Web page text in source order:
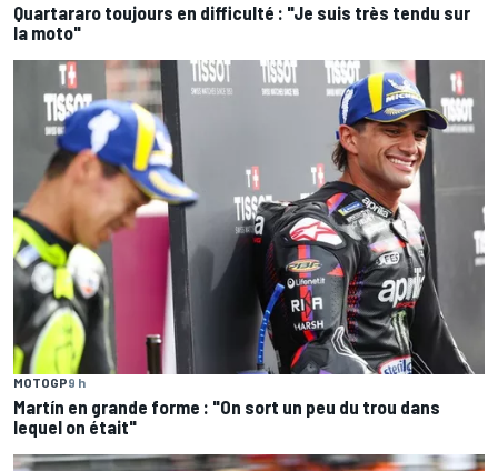
Quartararo toujours en difficulté : "Je suis très tendu sur
la moto"
MOTOGP9 h
Martín en grande forme : "On sort un peu du trou dans
lequel on était"